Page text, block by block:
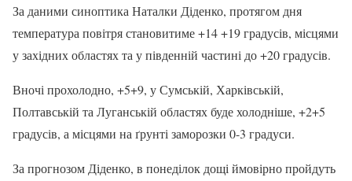
За даними синоптика Наталки Діденко, протягом дня
температура повітря становитиме +14 +19 градусів, місцями
у західних областях та у південній частині до +20 градусів.
Вночі прохолодно, +5+9, у Сумській, Харківській,
Полтавській та Луганській областях буде холодніше, +2+5
градусів, а місцями на ґрунті заморозки 0-3 градуси.
За прогнозом Діденко, в понеділок дощі ймовірно пройдуть